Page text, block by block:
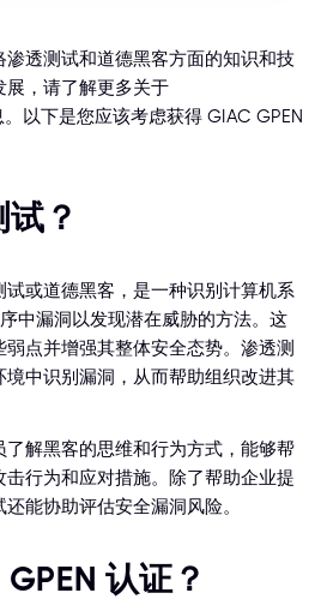
透测试和道德黑客方面的知识和技
展，请了解更多关于
。以下是您应该考虑获得 GIAC GPEN
？
或道德黑客，是一种识别计算机系
中漏洞以发现潜在威胁的方法。这
点并增强其整体安全态势。渗透测
中识别漏洞，从而帮助组织改进其
解黑客的思维和行为方式，能够帮
行为和应对措施。除了帮助企业提
能协助评估安全漏洞风险。
认证？